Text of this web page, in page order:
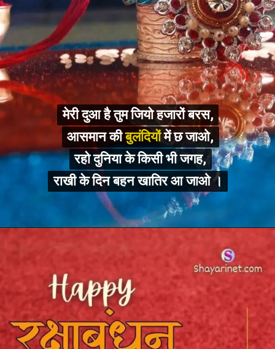
मेरी दुआ है तुम जियो हजारों बरस,
आसमान की बुलंदियों में छ जाओ,
रहो दुनिया के किसी भी जगह,
राखी के दिन बहन खातिर आ जाओ ।
मेरी दुआ है तुम जियो हजारों बरस,
आसमान कीबुलंदियोंमें छ जाओ,
रहो दुनिया के किसी भी जगह,
राखी के दिन बहन खातिर आ जाओ ।